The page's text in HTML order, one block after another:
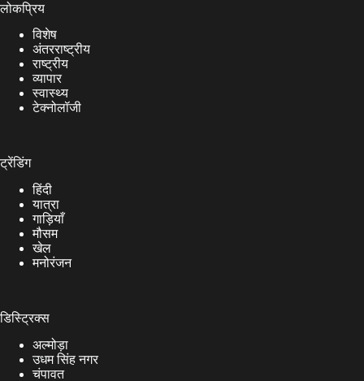
लोकप्रिय
विशेष
अंतरराष्ट्रीय
राष्ट्रीय
व्यापार
स्वास्थ्य
टेक्नोलॉजी
ट्रेंडिंग
हिंदी
यात्रा
गाड़ियाँ
मौसम
खेल
मनोरंजन
डिस्ट्रिक्स
अल्मोड़ा
उधम सिंह नगर
चंपावत